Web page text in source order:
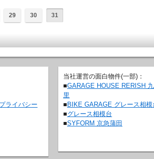
29 30 31
ライバシー
当社運営の面白物件(一部)：
■GARAGE HOUSE RERISH
里
■BIKE GARAGE グレース相模
■グレース相模台
■SYFORM 京急蒲田